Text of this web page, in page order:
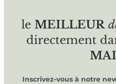
le MEILLEUR
directement
Inscrivez-vous à notre